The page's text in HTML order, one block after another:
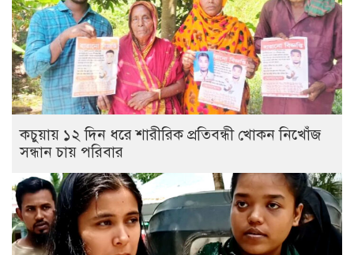
কচুয়ায় ১২ দিন ধরে শারীরিক প্রতিবন্ধী খোকন নিখোঁজ
সন্ধান চায় পরিবার